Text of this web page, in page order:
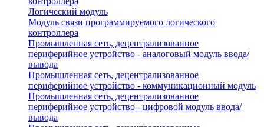
Логический модуль
Модуль связи программируемого логического
контроллера
Промышленная сеть, децентрализованное
периферийное устройство - аналоговый модуль ввода/
вывода
Промышленная сеть, децентрализованное
периферийное устройство - коммуникационный модуль
Промышленная сеть, децентрализованное
периферийное устройство - цифровой модуль ввода/
вывода